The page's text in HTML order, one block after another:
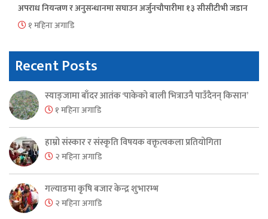
अपराध नियन्त्रण र अनुसन्धानमा सघाउन अर्जुनचौपारीमा १३ सीसीटीभी जडान
१ महिना अगाडि
Recent Posts
स्याङ्जामा बाँदर आतंक ‘पाकेको बाली भित्राउनै पाउँदैनन् किसान’
१ महिना अगाडि
हाम्रो संस्कार र संस्कृति विषयक वक्तृत्वकला प्रतियोगिता
२ महिना अगाडि
गल्याङमा कृषि बजार केन्द्र शुभारम्भ
२ महिना अगाडि